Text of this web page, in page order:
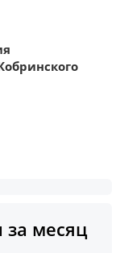
месяц